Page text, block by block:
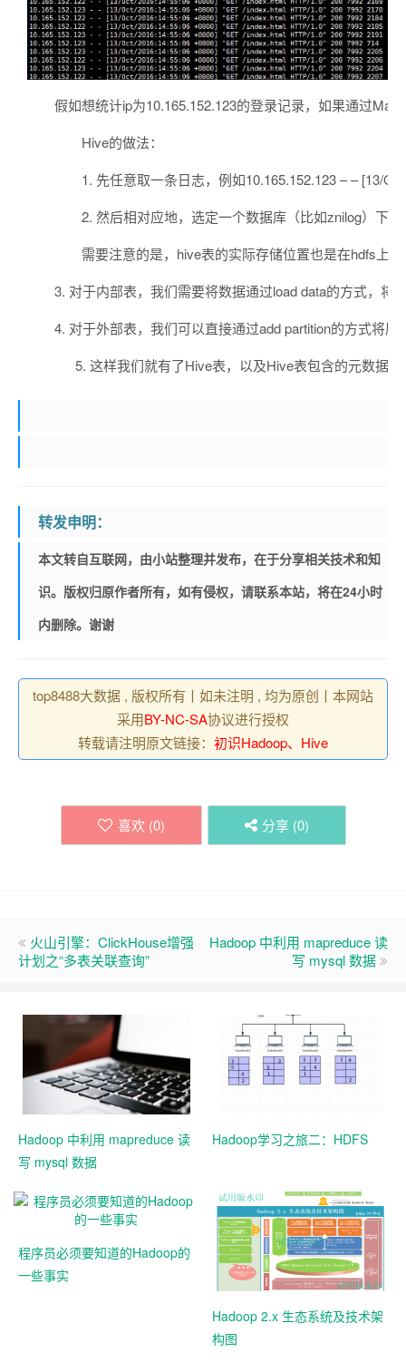
假如想统计ip为10.165.152.123的登录记录，如果通过
Hive的做法：
1. 先任意取一条日志，例如10.165.152.123 – – [13/Oct/
2. 然后相对应地，选定一个数据库（比如znilog）下，
需要注意的是，hive表的实际存储位置也是在hdfs上，
3. 对于内部表，我们需要将数据通过load data的方式，
4. 对于外部表，我们可以直接通过add partition的方式将
5. 这样我们就有了Hive表，以及Hive表包含的元数据信
转发申明：
本文转自互联网，由小站整理并发布，在于分享相关技术和知
识。版权归原作者所有，如有侵权，请联系本站，将在24小时
内删除。谢谢
top8488大数据 , 版权所有丨如未注明 , 均为原创丨本网站
采用BY-NC-SA协议进行授权
转载请注明原文链接： 初识Hadoop、Hive
喜欢 (0) 分享 (0)
火山引擎：ClickHouse增强
计划之“多表关联查询”
Hadoop 中利用 mapreduce 读
写 mysql 数据
Hadoop 中利用 mapreduce 读
写 mysql 数据
Hadoop学习之旅二：HDFS
程序员必须要知道的Hadoop的
一些事实
Hadoop 2.x 生态系统及技术架
构图